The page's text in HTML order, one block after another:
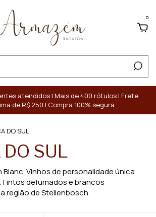
0
atendidos | Mais de 400 rótulos | Frete
de R$ 250 | Compra 100% segura
DO SUL
SUL
Blanc. Vinhos de personalidade única
defumados e brancos
região de Stellenbosch.